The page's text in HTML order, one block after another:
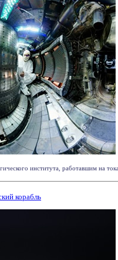
института, работавшим на
корабль